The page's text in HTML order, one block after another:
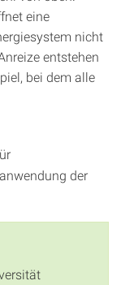
eine
nicht
entstehen
bei dem alle
der